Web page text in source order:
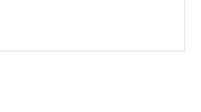
クリアしても4試合後には2
つく暇もないスケジュー